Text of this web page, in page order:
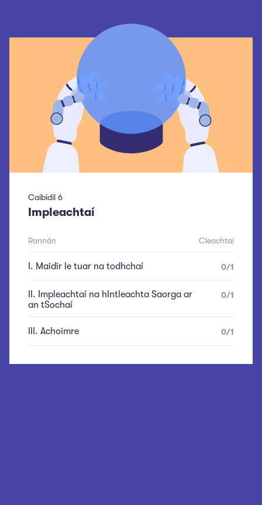
Caibidil 6
Impleachtaí
Rannán Cleachtaí
. Maidir le tuar na todhchaí 0/1
. Impleachtaí na hIntleachta Saorga ar
an tSochaí
0/1
. Achoimre 0/1